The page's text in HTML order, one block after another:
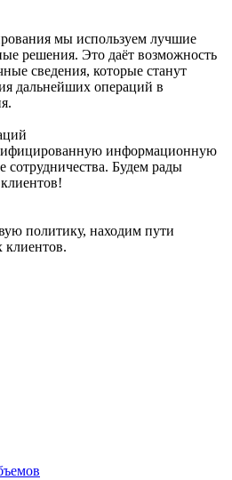
мы используем лучшие
решения. Это даёт возможность
сведения, которые станут
дальнейших операций в
информационную
Будем рады
политику, находим пути
клиентов.